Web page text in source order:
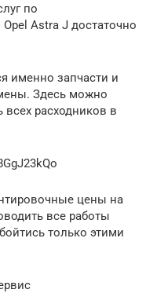
по
Astra J достаточно
именно запчасти и
Здесь можно
расходников в
цены на
все работы
только этими